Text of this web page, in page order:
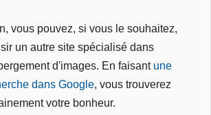
vous pouvez, si vous le souhaitez,
un autre site spécialisé dans
d'images. En faisant une
dans Google, vous trouverez
votre bonheur.